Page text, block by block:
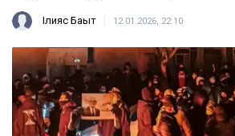
Ілияс Бақыт 12.01.2026, 22:10